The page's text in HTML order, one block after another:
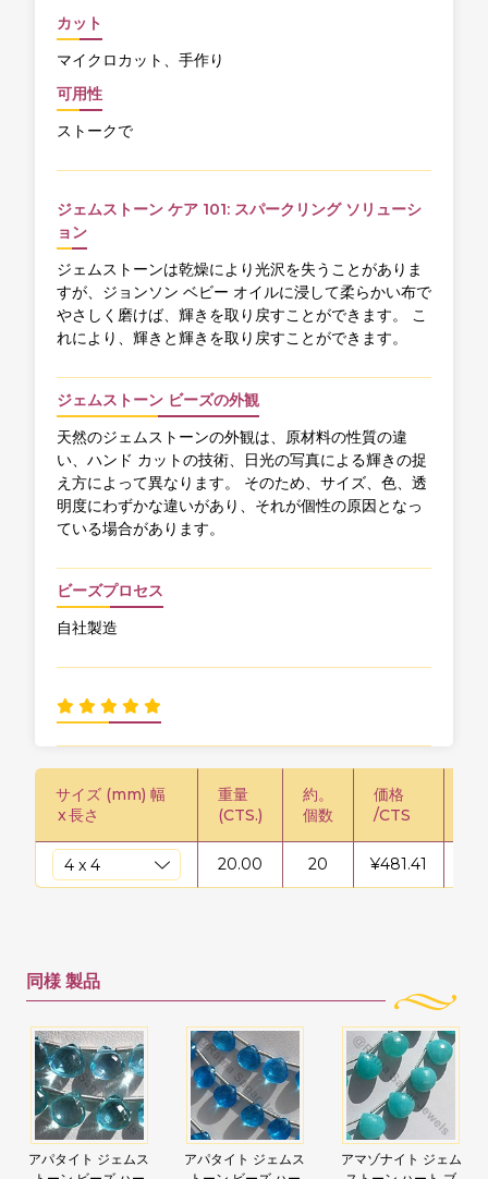
カット
マイクロカット、手作り
可用性
ストークで
ジェムストーン ケア 101: スパークリング ソリューシ
ョン
ジェムストーンは乾燥により光沢を失うことがありま
すが、ジョンソン ベビー オイルに浸して柔らかい布で
やさしく磨けば、輝きを取り戻すことができます。 こ
れにより、輝きと輝きを取り戻すことができます。
ジェムストーン ビーズの外観
天然のジェムストーンの外観は、原材料の性質の違
い、ハンド カットの技術、日光の写真による輝きの捉
え方によって異なります。 そのため、サイズ、色、透
明度にわずかな違いがあり、それが個性の原因となっ
ている場合があります。
ビーズプロセス
自社製造
サイズ (mm) 幅
x長さ
重量
(CTS.)
約。
個数
価格
/CTS
20.00 20 ¥481.41
同様 製品
アパタイト ジェムス
アパタイト ジェムス
アマゾナイト ジェム